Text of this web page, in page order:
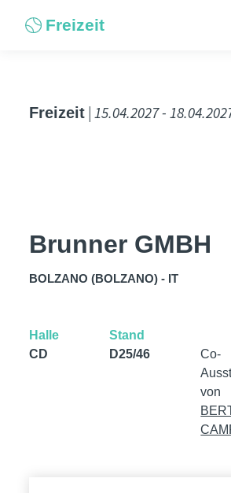
Freizeit
Freizeit | 15.04.2027 -
Brunner GMBH
BOLZANO (BOLZANO) - IT
Halle
CD
Stand
D25/46
Co-
von